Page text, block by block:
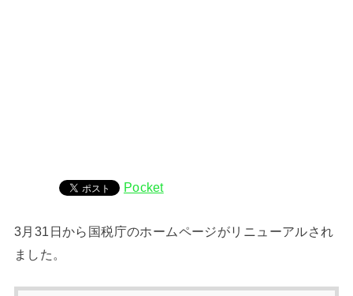
Pocket
3月31日から国税庁のホームページがリニューアルされ
ました。